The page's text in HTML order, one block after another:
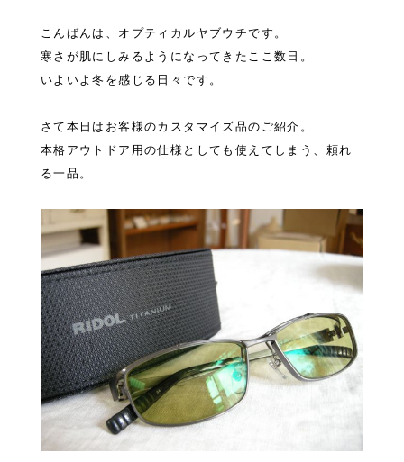
こんばんは、オプティカルヤブウチです。
寒さが肌にしみるようになってきたここ数日。
いよいよ冬を感じる日々です。
さて本日はお客様のカスタマイズ品のご紹介。
本格アウトドア用の仕様としても使えてしまう、頼れ
る一品。